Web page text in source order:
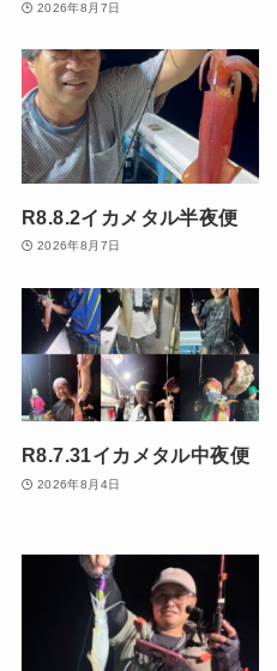
2026年8月7日
R8.8.2イカメタル半夜便
2026年8月7日
R8.7.31イカメタル中夜便
2026年8月4日